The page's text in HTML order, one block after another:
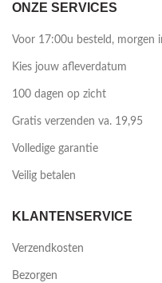
ONZE SERVICES
Voor 17:00u besteld, morgen
Kies jouw afleverdatum
100 dagen op zicht
Gratis verzenden va. 19,95
Volledige garantie
Veilig betalen
KLANTENSERVICE
Verzendkosten
Bezorgen